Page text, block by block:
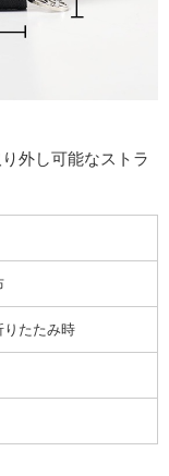
外し可能なストラ
りたたみ時